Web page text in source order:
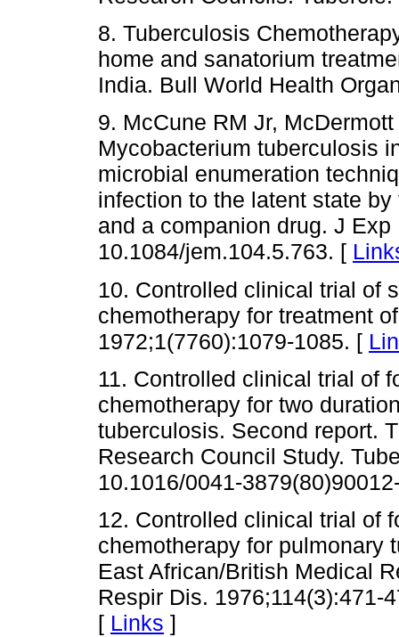
8. Tuberculosis
home and sanatorium
India. Bull World Health
9. McCune RM Jr,
Mycobacterium tuberculosis
microbial enumeration
infection to the latent state
and a companion drug. J
10.1084/jem.104.5.763. [
10. Controlled clinical trial of
chemotherapy for treatment
1972;1(7760):1079-1085. [
11. Controlled clinical trial of
chemotherapy for two
tuberculosis. Second report.
Research Council Study.
10.1016/0041-
12. Controlled clinical trial of
chemotherapy for pulmonary
East African/British Medical
Respir Dis. 1976;114(3):471-
[ Links ]